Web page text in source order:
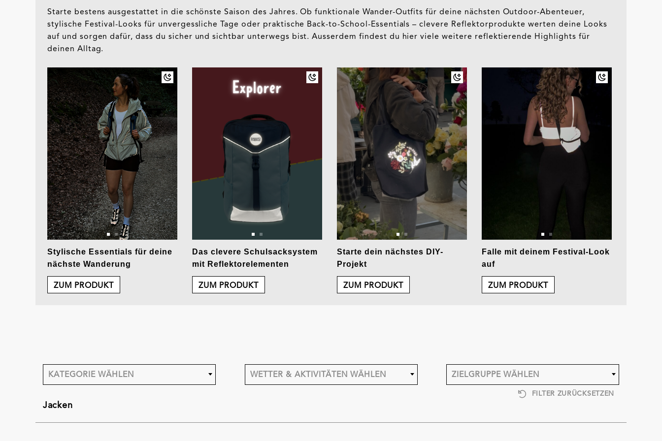
Starte bestens ausgestattet in die schönste Saison des Jahres. Ob funktionale Wander-Outfits für deine nächsten Outdoor-Abenteuer,
stylische Festival-Looks für unvergessliche Tage oder praktische Back-to-School-Essentials – clevere Reflektorprodukte werten deine Looks
auf und sorgen dafür, dass du sicher und sichtbar unterwegs bist. Ausserdem findest du hier viele weitere reflektierende Highlights für
deinen Alltag.
Stylische Essentials für deine
nächste Wanderung
ZUM PRODUKT
Das clevere Schulsacksystem
mit Reflektorelementen
ZUM PRODUKT
Starte dein nächstes DIY-
Projekt
ZUM PRODUKT
Falle mit deinem Festival-Look
auf
ZUM PRODUKT
KATEGORIE WÄHLEN WETTER & AKTIVITÄTEN WÄHLEN ZIELGRUPPE WÄHLEN
FILTER ZURÜCKSETZEN
Jacken